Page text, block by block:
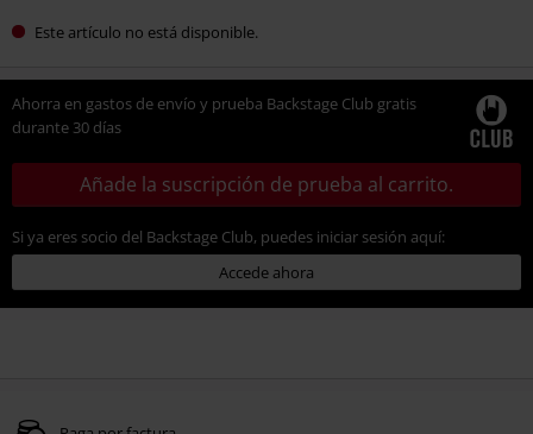
Este artículo no está disponible.
Ahorra en gastos de envío y prueba Backstage Club gratis
durante 30 días
Añade la suscripción de prueba al carrito.
Si ya eres socio del Backstage Club, puedes iniciar sesión aquí:
Accede ahora